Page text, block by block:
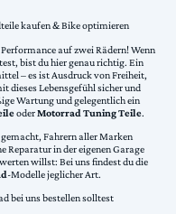
kaufen & Bike optimieren
auf zwei Rädern! Wenn
bist du hier genau richtig. Ein
– es ist Ausdruck von Freiheit,
dieses Lebensgefühl sicher und
Wartung und gelegentlich ein
oderMotorrad Tuning Teile.
Fahrern aller Marken
Reparatur in der eigenen Garage
willst: Bei uns findest du die
-Modelle jeglicher Art.
bei uns bestellen solltest